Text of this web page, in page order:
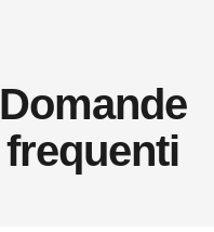
Domande
frequenti